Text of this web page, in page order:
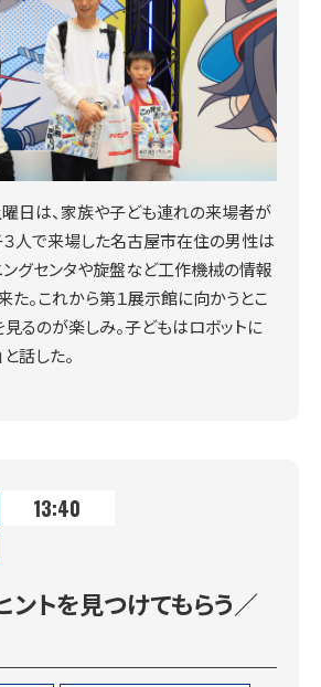
日は、家族や子ども連れの来場者が
３人で来場した名古屋市在住の男性は
ングセンタや旋盤など工作機械の情報
た。これから第１展示館に向かうとこ
見るのが楽しみ。子どもはロボットに
話した。
13:40
トを見つけてもらう／